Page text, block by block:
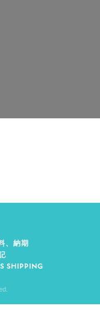
、納期
SHIPPING